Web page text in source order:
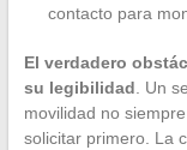
contacto para
El verdadero
su legibilidad. Un
movilidad no
solicitar primero. La